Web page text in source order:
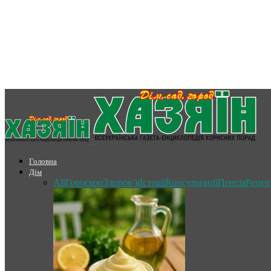
Головна
Дім
AllГороскопЗдоров’яІсторіїКонсультаціїПенсія